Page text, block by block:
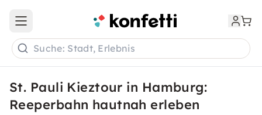
Open main menu
Suche: Stadt, Erlebnis
St. Pauli Kieztour in Hamburg:
Reeperbahn hautnah erleben